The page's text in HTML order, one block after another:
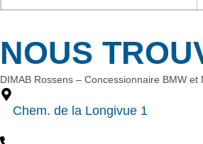
NOUS
DIMAB Rossens – Concessionnaire BMW et
Chem. de la Longivue 1